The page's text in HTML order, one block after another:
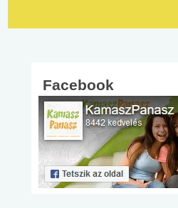
Facebook